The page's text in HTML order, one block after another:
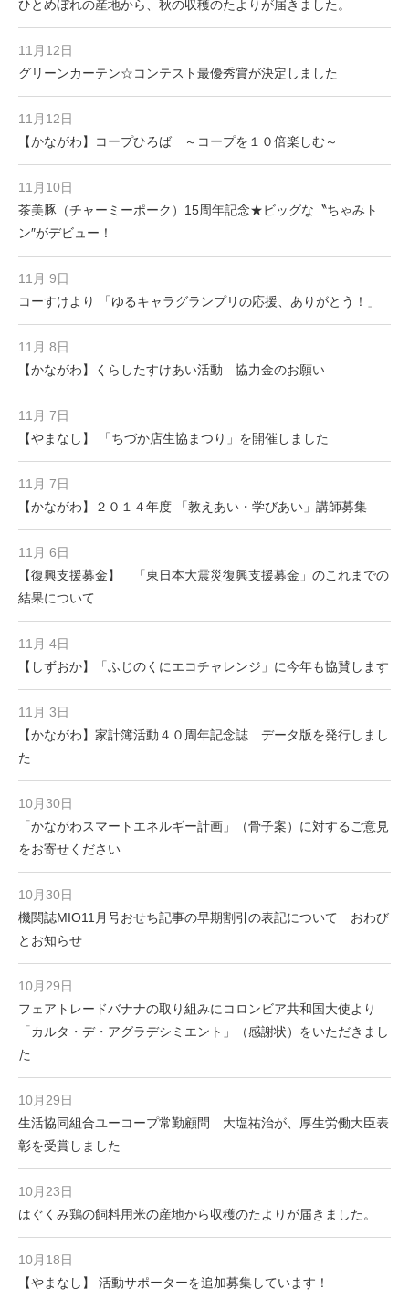
ひとめぼれの産地から、秋の収穫のたよりが届きました。
11月12日
グリーンカーテン☆コンテスト最優秀賞が決定しました
11月12日
【かながわ】コープひろば ～コープを１０倍楽しむ～
11月10日
茶美豚（チャーミーポーク）15周年記念★ビッグな〝ちゃみト
ン″がデビュー！
11月 9日
コーすけより 「ゆるキャラグランプリの応援、ありがとう！」
11月 8日
【かながわ】くらしたすけあい活動 協力金のお願い
11月 7日
【やまなし】 「ちづか店生協まつり」を開催しました
11月 7日
【かながわ】２０１４年度 「教えあい・学びあい」講師募集
11月 6日
【復興支援募金】 「東日本大震災復興支援募金」のこれまでの
結果について
11月 4日
【しずおか】「ふじのくにエコチャレンジ」に今年も協賛します
11月 3日
【かながわ】家計簿活動４０周年記念誌 データ版を発行しまし
た
10月30日
「かながわスマートエネルギー計画」（骨子案）に対するご意見
をお寄せください
10月30日
機関誌MIO11月号おせち記事の早期割引の表記について おわび
とお知らせ
10月29日
フェアトレードバナナの取り組みにコロンビア共和国大使より
「カルタ・デ・アグラデシミエント」（感謝状）をいただきまし
た
10月29日
生活協同組合ユーコープ常勤顧問 大塩祐治が、厚生労働大臣表
彰を受賞しました
10月23日
はぐくみ鶏の飼料用米の産地から収穫のたよりが届きました。
10月18日
【やまなし】 活動サポーターを追加募集しています！